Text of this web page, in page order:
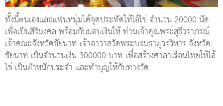
ทั้งนี้ตนเองและแฟนหนุ่มได้จุดประทัดให้ไอ้ไข่ จำนวน 20000 นัด
เพื่อเป็นสิริมงคล พร้อมกับมอบเงินให้ ท่านเจ้าคุณพระสุธีวราภรณ์
เจ้าคณะจังหวัดชัยนาท เจ้าอาวาสวัดพระบรมธาตุวรวิหาร จังหวัด
ชัยนาท เป็นจำนวนเงิน 300000 บาท เพื่อสร้างศาลาเรือนไทยให้ไอ้
ไข่ เป็นตำหนักประจำ และทำบุญให้กับทางวัด